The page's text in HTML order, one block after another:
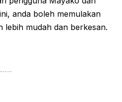
anda boleh memulakan
lebih mudah dan berkesan.